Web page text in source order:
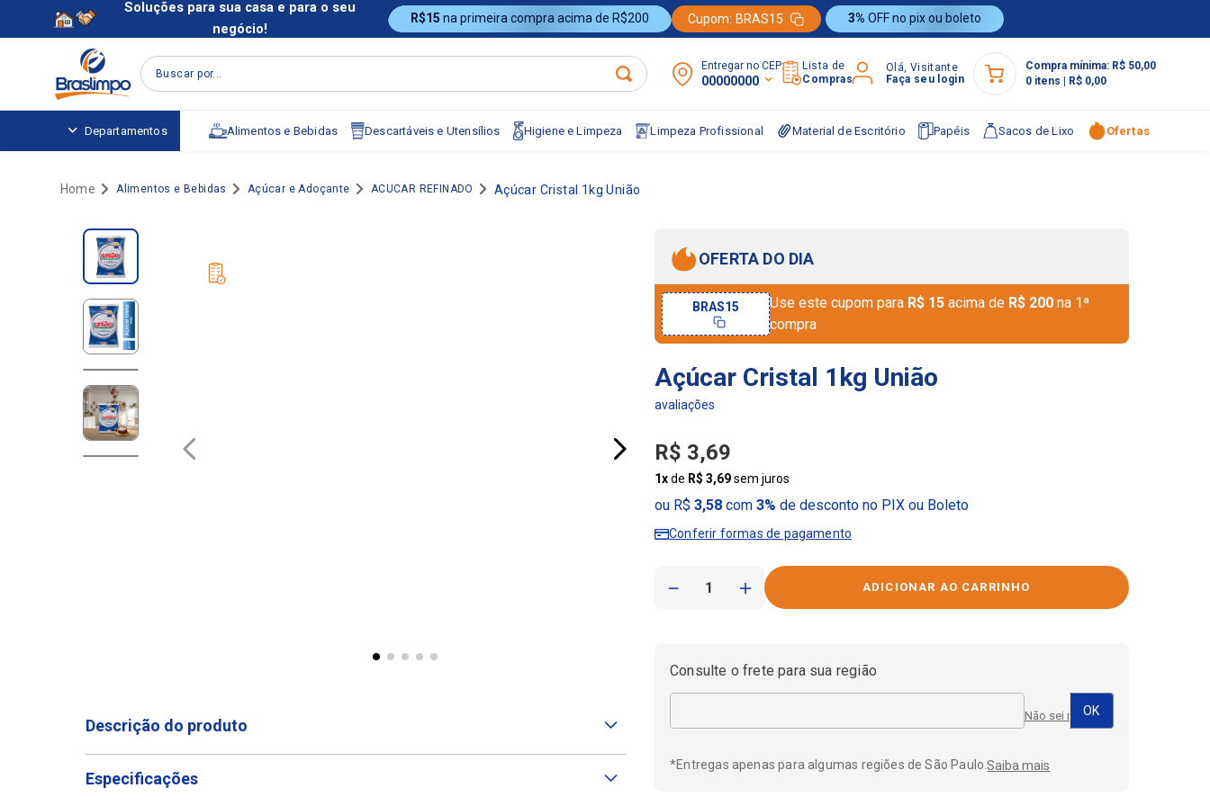
Soluções para sua casa e para o seu
negócio!
R$15 na primeira compra acima de R$200 Cupom: BRAS15 3% OFF no pix ou boleto
Buscar por... Entregar no CEP:
00000000
Lista de
Compras
Olá, Visitante
Faça seu login
Compra mínima: R$ 50,00
0 itens R$ 0,00
Departamentos Alimentos e Bebidas Descartáveis e Utensílios Higiene e Limpeza Limpeza Profissional Material de Escritório Papéis Sacos de Lixo Ofertas
Alimentos e Bebidas Açúcar e Adoçante ACUCAR REFINADO Açúcar Cristal 1kg União
Descrição do produto
Especificações
OFERTA DO DIA
Use este cupom para R$ 15 acima de R$ 200 na 1ª
compra
BRAS15
Açúcar Cristal 1kg União
R$ 3,69
1xde R$ 3,69sem juros
ou R$3,58 com3% de desconto no PIX ou Boleto
Conferir formas de pagamento
＋
－
Consulte o frete para sua região
Não sei meu CEP
*Entregas apenas para algumas regiões de São Paulo.Saiba mais